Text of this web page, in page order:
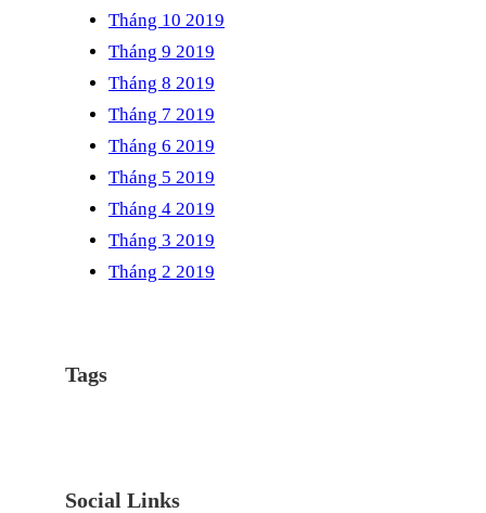
Tháng 10 2019
Tháng 9 2019
Tháng 8 2019
Tháng 7 2019
Tháng 6 2019
Tháng 5 2019
Tháng 4 2019
Tháng 3 2019
Tháng 2 2019
Tags
Social Links